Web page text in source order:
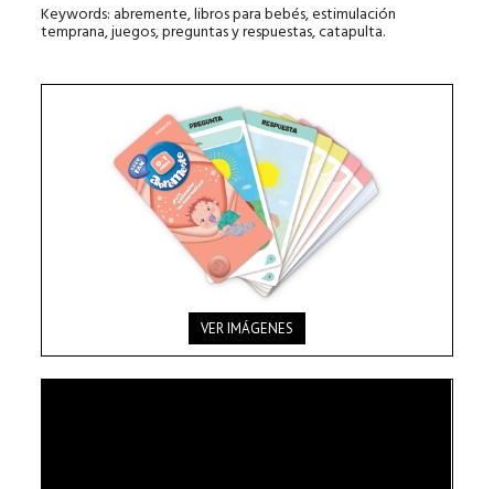
Keywords: abremente, libros para bebés, estimulación
temprana, juegos, preguntas y respuestas, catapulta.
VER IMÁGENES